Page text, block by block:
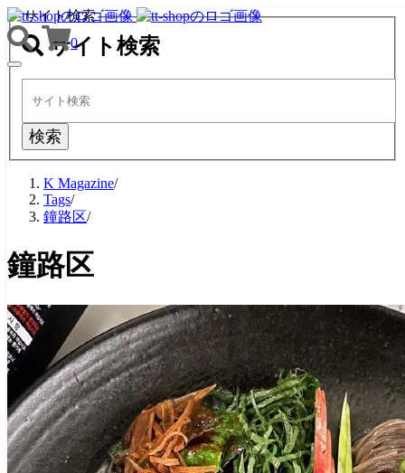
0
TOGGLE
NAVIGATION
サイト検索
サイト検索
検索
K Magazine/
Tags/
鐘路区/
鐘路区